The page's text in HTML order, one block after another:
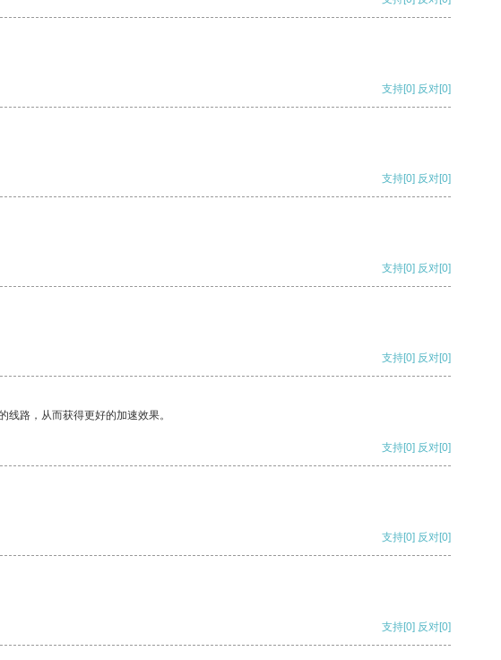
支持[0] 反对[0]
支持[0] 反对[0]
支持[0] 反对[0]
支持[0] 反对[0]
路，从而获得更好的加速效果。
支持[0] 反对[0]
支持[0] 反对[0]
支持[0] 反对[0]